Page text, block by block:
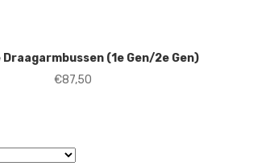
(1e Gen/2e Gen)
€87,50